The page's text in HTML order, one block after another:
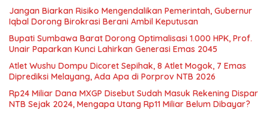
Jangan Biarkan Risiko Mengendalikan Pemerintah, Gubernur
Iqbal Dorong Birokrasi Berani Ambil Keputusan
Bupati Sumbawa Barat Dorong Optimalisasi 1.000 HPK, Prof.
Unair Paparkan Kunci Lahirkan Generasi Emas 2045
Atlet Wushu Dompu Dicoret Sepihak, 8 Atlet Mogok, 7 Emas
Diprediksi Melayang, Ada Apa di Porprov NTB 2026
Rp24 Miliar Dana MXGP Disebut Sudah Masuk Rekening Dispar
NTB Sejak 2024, Mengapa Utang Rp11 Miliar Belum Dibayar?